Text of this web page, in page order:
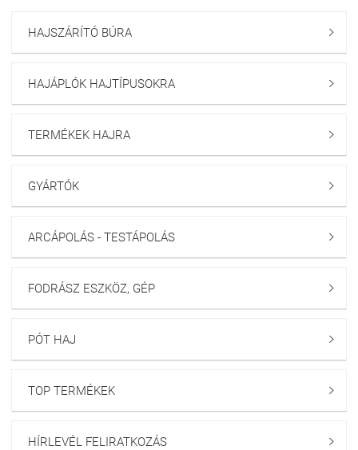
HAJSZÁRÍTÓ BÚRA 
HAJÁPLÓK HAJTÍPUSOKRA 
TERMÉKEK HAJRA 
GYÁRTÓK 
ARCÁPOLÁS - TESTÁPOLÁS 
FODRÁSZ ESZKÖZ, GÉP 
PÓT HAJ 
TOP TERMÉKEK 
HÍRLEVÉL FELIRATKOZÁS 